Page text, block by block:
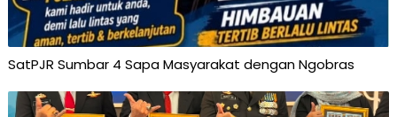
SatPJR Sumbar 4 Sapa Masyarakat dengan Ngobras